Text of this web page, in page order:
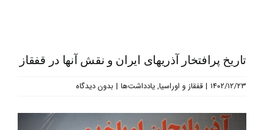
تاریخ پرافتخار آذریهای ایران و نقش آنها در قفقاز
۱۴۰۲/۱۲/۲۳ | قفقاز و اوراسیا,یادداشت‌ها | بدون دیدگاه
نمایش